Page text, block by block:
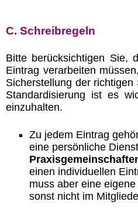
C. Schreibregeln
Bitte berücksichtigen Sie,
Eintrag verarbeiten
Sicherstellung der
Standardisierung ist es
einzuhalten.
Zu jedem Eintrag
eine persönliche
einen individuellen
muss aber eine
sonst nicht im